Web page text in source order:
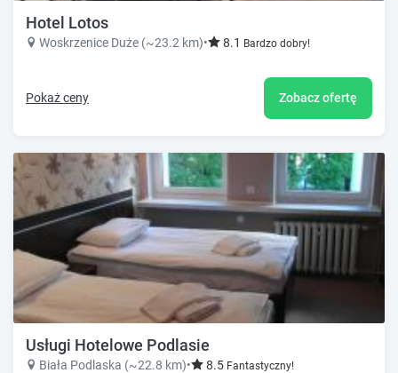
Hotel Lotos
Woskrzenice Duże (~23.2 km)• 8.1 Bardzo dobry!
Pokaż ceny Zobacz ofertę
Usługi Hotelowe Podlasie
Biała Podlaska (~22.8 km)• 8.5 Fantastyczny!